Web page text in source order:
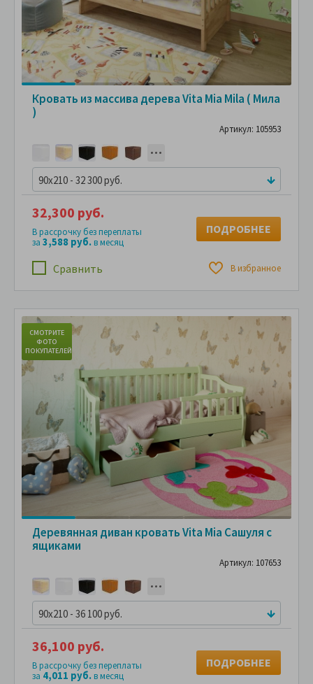
Кровать из массива дерева Vita Mia Mila ( Мила
)
Артикул: 105953
90x210 - 32 300 руб.
Сравнить В избранное
32,300 руб.
В рассрочку без переплаты
за 3,588 руб.в месяц
ПОДРОБНЕЕ
СМОТРИТЕ
ФОТО
ПОКУПАТЕЛЕЙ
Деревянная диван кровать Vita Mia Сашуля с
ящиками
Артикул: 107653
90x210 - 36 100 руб.
36,100 руб.
В рассрочку без переплаты
за 4,011 руб.в месяц
ПОДРОБНЕЕ